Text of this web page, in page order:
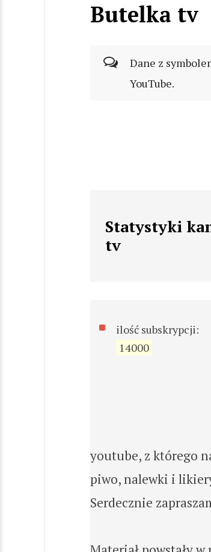
Butelka tv
Dane z
YouTube.
Statystyki
tv
ilość subskrypcji:
14000
youtube, z którego
piwo, nalewki i
Serdecznie